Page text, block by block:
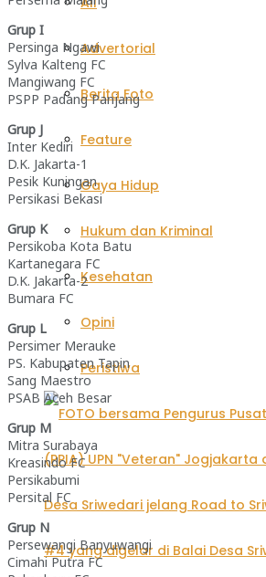
Advertorial
Berita Foto
Feature
Gaya Hidup
Hukum dan Kriminal
Kesehatan
Opini
Peristiwa
Grup I
Persinga Ngawi
Sylva Kalteng FC
Mangiwang FC
PSPP Padang Panjang
Grup J
Inter Kediri
D.K. Jakarta-1
Pesik Kuningan
Persikasi Bekasi
Grup K
Persikoba Kota Batu
Kartanegara FC
D.K. Jakarta-2
Bumara FC
Grup L
Persimer Merauke
PS. Kabupaten Tapin
Sang Maestro
PSAB Aceh Besar
Grup M
Mitra Surabaya
Kreasindo FC
Persikabumi
Persital FC
Grup N
Persewangi Banyuwangi
Cimahi Putra FC